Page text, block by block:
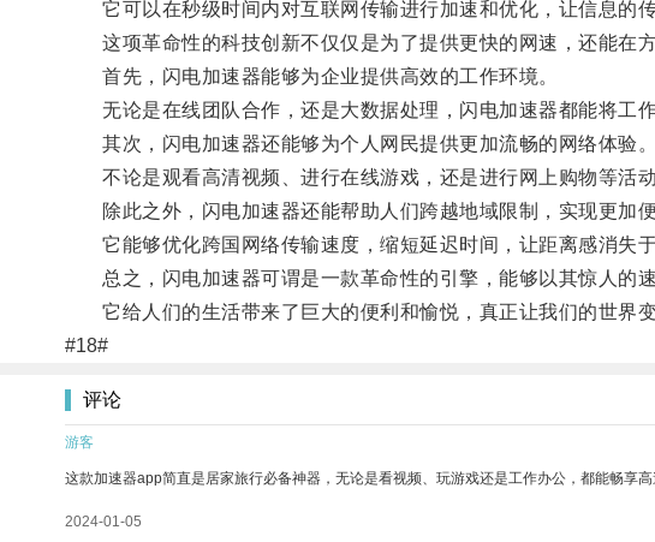
它可以在秒级时间内对互联网传输进行加速和优化，让信息的传
这项革命性的科技创新不仅仅是为了提供更快的网速，还能在方
首先，闪电加速器能够为企业提供高效的工作环境。
无论是在线团队合作，还是大数据处理，闪电加速器都能将工作
其次，闪电加速器还能够为个人网民提供更加流畅的网络体验。
不论是观看高清视频、进行在线游戏，还是进行网上购物等活
除此之外，闪电加速器还能帮助人们跨越地域限制，实现更加便
它能够优化跨国网络传输速度，缩短延迟时间，让距离感消失于
总之，闪电加速器可谓是一款革命性的引擎，能够以其惊人的速
它给人们的生活带来了巨大的便利和愉悦，真正让我们的世界变
#18#
评论
游客
这款加速器app简直是居家旅行必备神器，无论是看视频、玩游戏还是工作办公，都能畅享高
2024-01-05